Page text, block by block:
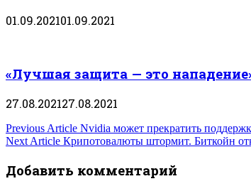
01.09.202101.09.2021
«Лучшая защита — это
27.08.202127.08.2021
Навигация
записям
Previous Article Nvidia может прекратить
Next Article Крипотовалюты штормит. Биткойн
Добавить комментарий